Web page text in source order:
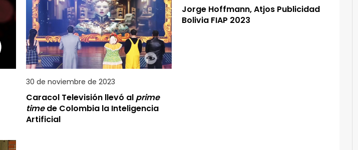
30 de noviembre de 2023
Caracol Televisión llevó al prime
timede Colombia la Inteligencia
Artificial
Jorge Hoffmann, Atjos Publicidad
Bolivia FIAP 2023